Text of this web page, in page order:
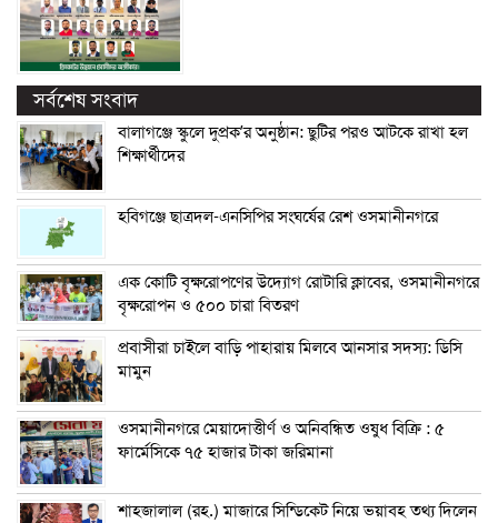
সর্বশেষ সংবাদ
বালাগঞ্জে স্কুলে দুপ্রক’র অনুষ্ঠান: ছুটির পরও আটকে রাখা হল
শিক্ষার্থীদের
হবিগঞ্জে ছাত্রদল-এনসিপির সংঘর্ষের রেশ ওসমানীনগরে
এক কোটি বৃক্ষরোপণের উদ্যোগ রোটারি ক্লাবের, ওসমানীনগরে
বৃক্ষরোপন ও ৫০০ চারা বিতরণ
প্রবাসীরা চাইলে বাড়ি পাহারায় মিলবে আনসার সদস্য: ডিসি
মামুন
ওসমানীনগরে মেয়াদোত্তীর্ণ ও অনিবন্ধিত ওষুধ বিক্রি : ৫
ফার্মেসিকে ৭৫ হাজার টাকা জরিমানা
শাহজালাল (রহ.) মাজারে সিন্ডিকেট নিয়ে ভয়াবহ তথ্য দিলেন